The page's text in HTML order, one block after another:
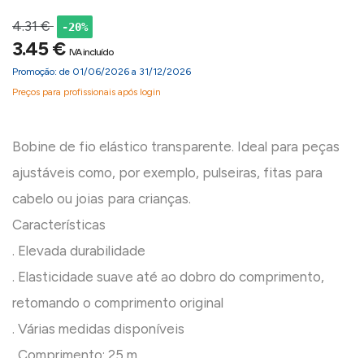
4.31 € -20%
3.45 € IVA incluído
Promoção: de 01/06/2026 a 31/12/2026
Preços para profissionais após login
Bobine de fio elástico transparente. Ideal para peças
ajustáveis como, por exemplo, pulseiras, fitas para
cabelo ou joias para crianças.
Características
. Elevada durabilidade
. Elasticidade suave até ao dobro do comprimento,
retomando o comprimento original
. Várias medidas disponíveis